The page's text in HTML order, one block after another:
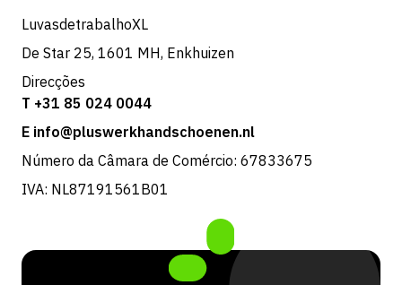
LuvasdetrabalhoXL
De Star 25, 1601 MH, Enkhuizen
Direcções
T +31 85 024 0044
E info@pluswerkhandschoenen.nl
Número da Câmara de Comércio: 67833675
IVA: NL87191561B01